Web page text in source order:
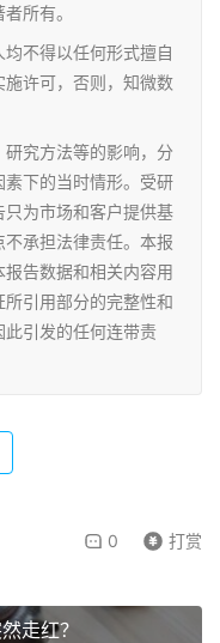
所有。
不得以任何形式擅自
许可，否则，知微数
究方法等的影响，分
下的当时情形。受研
为市场和客户提供基
承担法律责任。本报
告数据和相关内容用
引用部分的完整性和
引发的任何连带责
0 打赏
走红？